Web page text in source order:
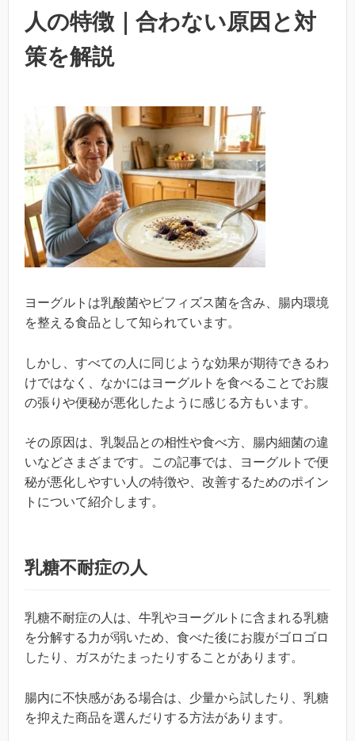
人の特徴｜合わない原因と対
策を解説
ヨーグルトは乳酸菌やビフィズス菌を含み、腸内環境
を整える食品として知られています。
しかし、すべての人に同じような効果が期待できるわ
けではなく、なかにはヨーグルトを食べることでお腹
の張りや便秘が悪化したように感じる方もいます。
その原因は、乳製品との相性や食べ方、腸内細菌の違
いなどさまざまです。この記事では、ヨーグルトで便
秘が悪化しやすい人の特徴や、改善するためのポイン
トについて紹介します。
乳糖不耐症の人
乳糖不耐症の人は、牛乳やヨーグルトに含まれる乳糖
を分解する力が弱いため、食べた後にお腹がゴロゴロ
したり、ガスがたまったりすることがあります。
腸内に不快感がある場合は、少量から試したり、乳糖
を抑えた商品を選んだりする方法があります。